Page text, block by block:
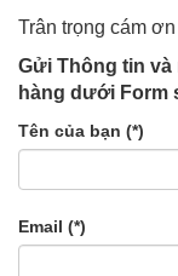
Trân trọng cám
Gửi Thông tin
hàng dưới Form
Tên của bạn (*)
Email (*)